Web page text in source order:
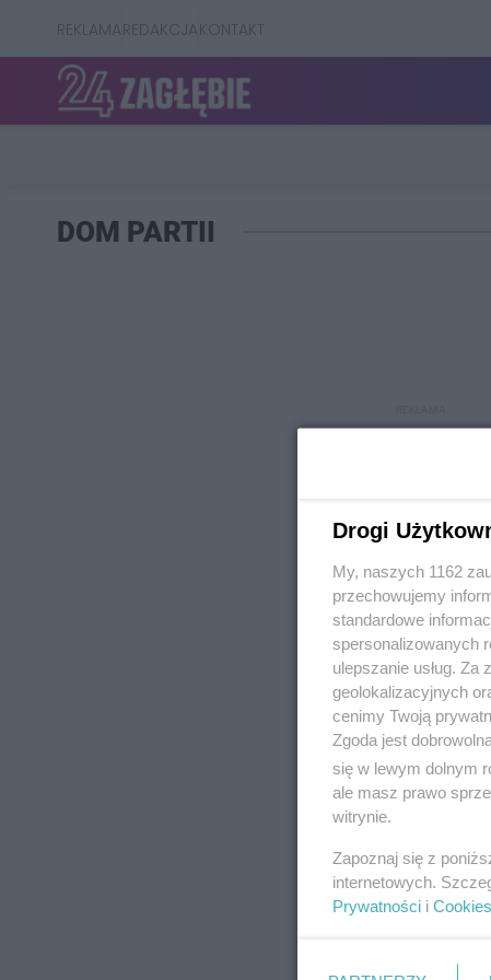
REKLAMAREDAKCJAKONTAKT
DOM PARTII
REKLAMA
Drogi
My, naszych 1162
przechowujemy
standardowe
spersonalizowanych
ulepszanie usług.
geolokalizacyjnych
cenimy Twoją
Zgoda jest
się w lewym dolnym
ale masz prawo
witrynie.
Zapoznaj się z
internetowych.
Prywatności i Cookies